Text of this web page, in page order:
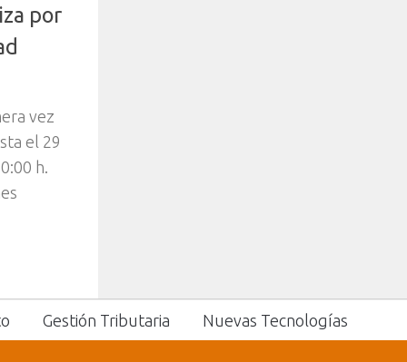
por
vez
el 29
h.
Gestión Tributaria Nuevas Tecnologías